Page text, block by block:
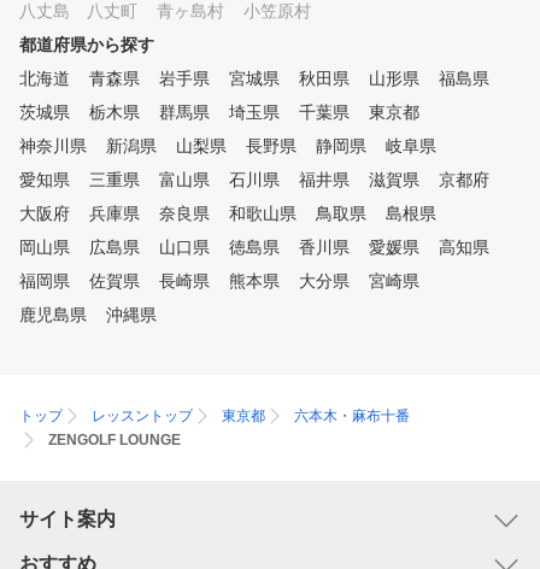
八丈島 八丈町
青ヶ島村
小笠原村
都道府県から探す
北海道
青森県 岩手県 宮城県 秋田県 山形県
福島県
茨城県
栃木県 群馬県 埼玉県 千葉県
東京都
神奈川県
新潟県 山梨県 長野県 静岡県
岐阜県
愛知県
三重県 富山県 石川県 福井県 滋賀県
京都府
大阪府
兵庫県 奈良県 和歌山県 鳥取県
島根県
岡山県
広島県 山口県 徳島県 香川県 愛媛県
高知県
福岡県
佐賀県 長崎県 熊本県 大分県
宮崎県
鹿児島県
沖縄県
トップ レッスントップ 東京都
六本木・麻布十番
ZENGOLF LOUNGE
サイト案内
おすすめ